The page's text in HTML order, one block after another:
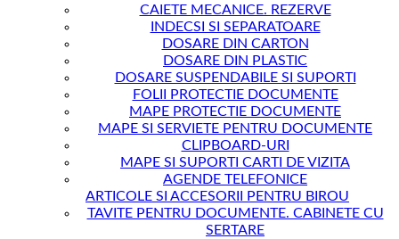
CAIETE MECANICE. REZERVE
INDECSI SI SEPARATOARE
DOSARE DIN CARTON
DOSARE DIN PLASTIC
DOSARE SUSPENDABILE SI SUPORTI
FOLII PROTECTIE DOCUMENTE
MAPE PROTECTIE DOCUMENTE
MAPE SI SERVIETE PENTRU DOCUMENTE
CLIPBOARD-URI
MAPE SI SUPORTI CARTI DE VIZITA
AGENDE TELEFONICE
ARTICOLE SI ACCESORII PENTRU BIROU
TAVITE PENTRU DOCUMENTE. CABINETE CU
SERTARE